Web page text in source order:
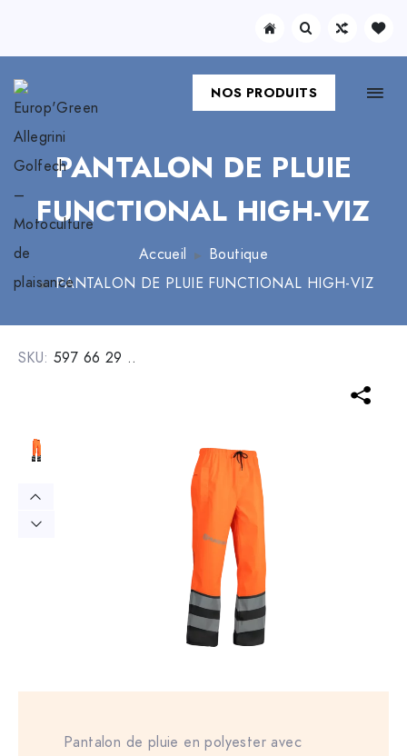
NOS PRODUITS
PANTALON DE PLUIE
FUNCTIONAL HIGH-VIZ
Accueil
Boutique
PANTALON DE PLUIE FUNCTIONAL HIGH-VIZ
SKU: 597 66 29 ..
Pantalon de pluie en polyester avec